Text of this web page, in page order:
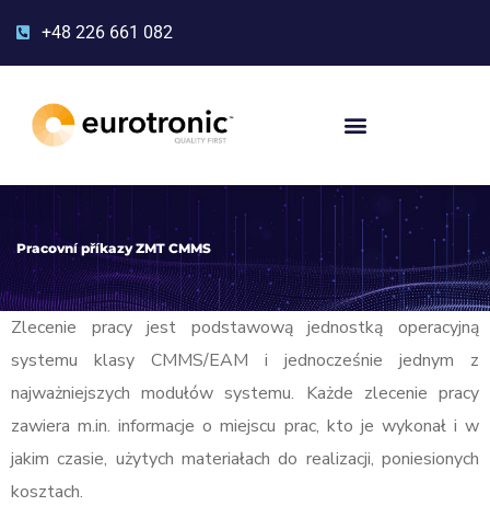
+48 226 661 082
Pracovní příkazy ZMT CMMS
Zlecenie pracy jest podstawową jednostką operacyjną
systemu klasy CMMS/EAM i jednocześnie jednym z
najważniejszych modułów systemu. Każde zlecenie pracy
zawiera m.in. informacje o miejscu prac, kto je wykonał i w
jakim czasie, użytych materiałach do realizacji, poniesionych
kosztach.